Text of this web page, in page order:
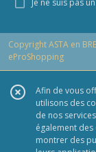
Je ne suis pas
Copyright ASTA en
eProShopping
Afin de vous
utilisons des
de nos
également
montrer des